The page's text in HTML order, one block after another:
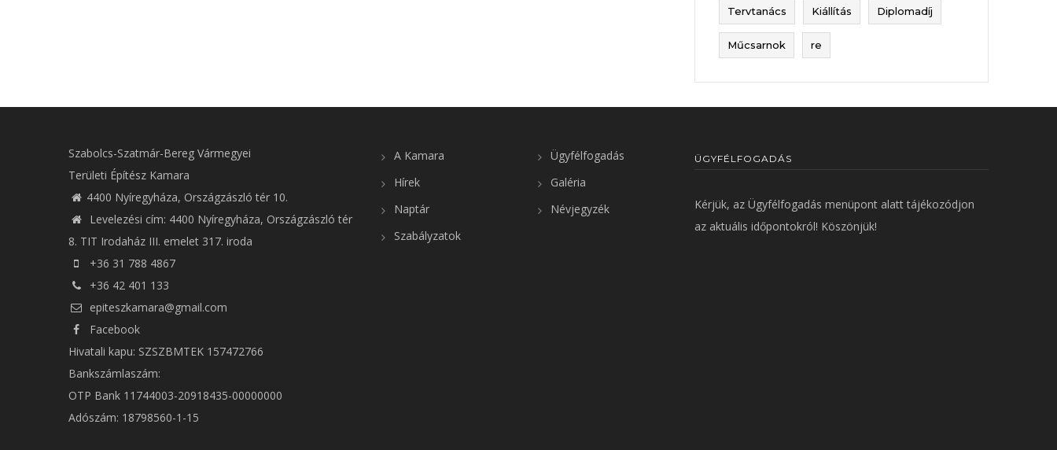
Tervtanács Kiállítás Diplomadíj
Műcsarnok re
Szabolcs-Szatmár-Bereg Vármegyei
Területi Építész Kamara
4400 Nyíregyháza, Országzászló tér 10.
Levelezési cím: 4400 Nyíregyháza, Országzászló tér
8. TIT Irodaház III. emelet 317. iroda
+36 31 788 4867
+36 42 401 133
epiteszkamara@gmail.com
Facebook
Hivatali kapu: SZSZBMTEK 157472766
Bankszámlaszám:
OTP Bank 11744003-20918435-00000000
Adószám: 18798560-1-15
A Kamara
Hírek
Naptár
Szabályzatok
Ügyfélfogadás
Galéria
Névjegyzék
ÜGYFÉLFOGADÁS
Kérjük, az Ügyfélfogadás menüpont alatt tájékozódjon
az aktuális időpontokról! Köszönjük!